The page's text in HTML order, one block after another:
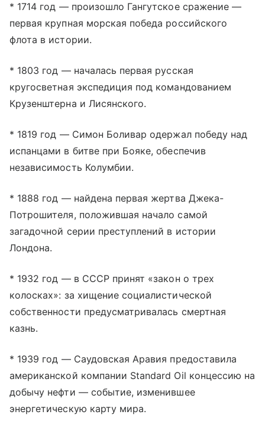
* 1714 год — произошло Гангутское сражение —
первая крупная морская победа российского
флота в истории.
* 1803 год — началась первая русская
кругосветная экспедиция под командованием
Крузенштерна и Лисянского.
* 1819 год — Симон Боливар одержал победу над
испанцами в битве при Бояке, обеспечив
независимость Колумбии.
* 1888 год — найдена первая жертва Джека-
Потрошителя, положившая начало самой
загадочной серии преступлений в истории
Лондона.
* 1932 год — в СССР принят «закон о трех
колосках»: за хищение социалистической
собственности предусматривалась смертная
казнь.
* 1939 год — Саудовская Аравия предоставила
американской компании Standard Oil концессию на
добычу нефти — событие, изменившее
энергетическую карту мира.